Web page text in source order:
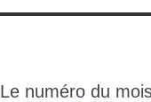
Le numéro du